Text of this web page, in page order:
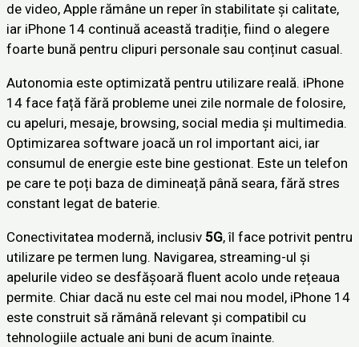
de video, Apple rămâne un reper în stabilitate și calitate,
iar iPhone 14 continuă această tradiție, fiind o alegere
foarte bună pentru clipuri personale sau conținut casual.
Autonomia este optimizată pentru utilizare reală. iPhone
14 face față fără probleme unei zile normale de folosire,
cu apeluri, mesaje, browsing, social media și multimedia.
Optimizarea software joacă un rol important aici, iar
consumul de energie este bine gestionat. Este un telefon
pe care te poți baza de dimineață până seara, fără stres
constant legat de baterie.
Conectivitatea modernă, inclusiv 5G, îl face potrivit pentru
utilizare pe termen lung. Navigarea, streaming-ul și
apelurile video se desfășoară fluent acolo unde rețeaua
permite. Chiar dacă nu este cel mai nou model, iPhone 14
este construit să rămână relevant și compatibil cu
tehnologiile actuale ani buni de acum înainte.